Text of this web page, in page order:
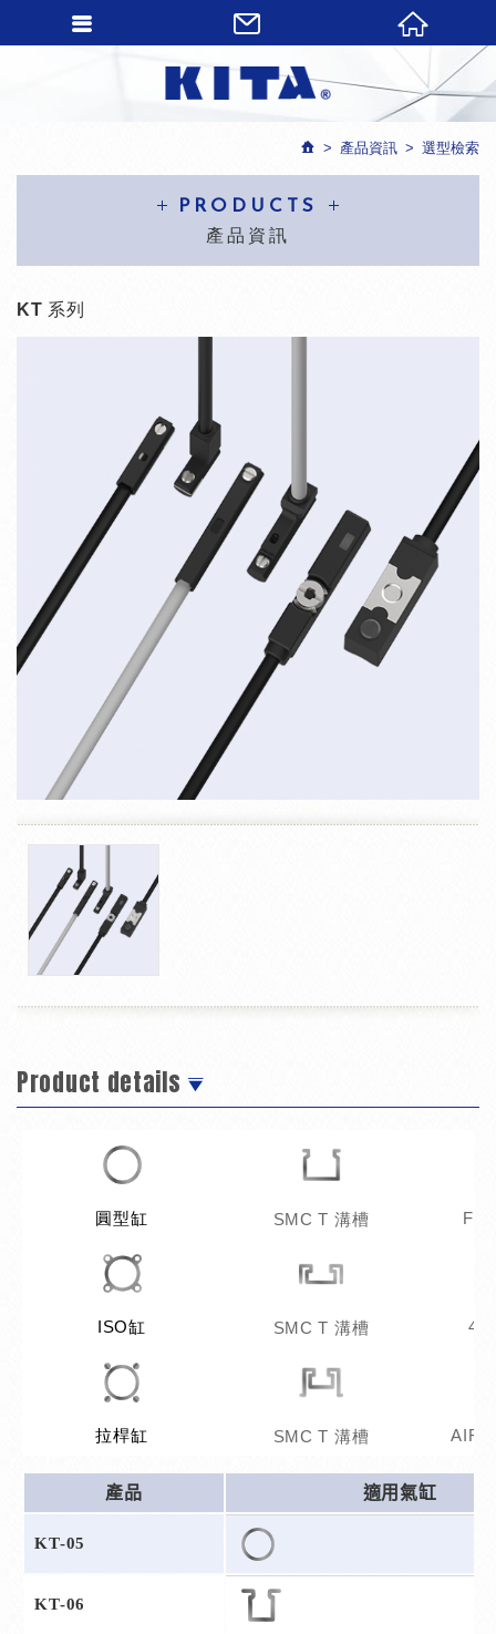
產品資訊 選型檢索
PRODUCTS
產品資訊
KT 系列
Product details
圓型缸 SMC T 溝槽
ISO缸 SMC T 溝槽
拉桿缸 SMC T 溝槽
產品 適用氣缸
KT-05
KT-06